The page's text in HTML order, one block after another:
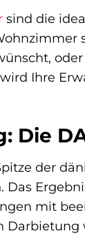
sind die
wird Ihre
Die
der
mit